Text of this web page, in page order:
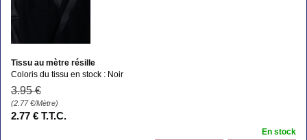
Tissu au mètre résille
Coloris du tissu en stock : Noir
3.95 €
(2.77€/Mètre)
2.77 € T.T.C.
En stock